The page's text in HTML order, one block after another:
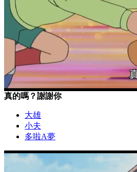
真的嗎？謝謝你
大雄
小夫
多啦A夢